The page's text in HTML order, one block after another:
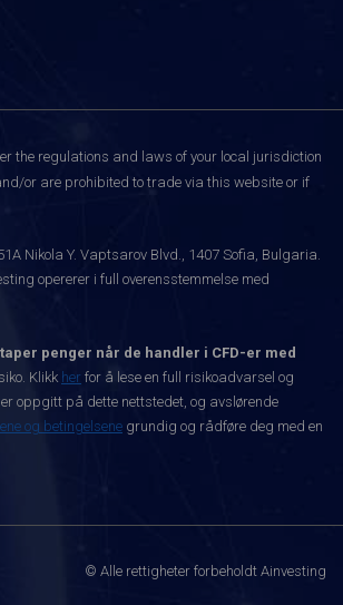
the regulations and laws of your local jurisdiction
or are prohibited to trade via this website or if
Nikola Y. Vaptsarov Blvd., 1407 Sofia, Bulgaria.
opererer i full overensstemmelse med
penger når de handler i CFD-er med
Klikk her for å lese en full risikoadvarsel og
oppgitt på dette nettstedet, og avslørende
og betingelsene grundig og rådføre deg med en
© Alle rettigheter forbeholdt Ainvesting